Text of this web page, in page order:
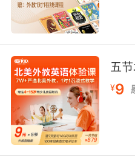
课堂互动创造实时评
Vygotsky的社会文化理
色扮演"环节，外教通
练/?/音，在此过程中同
响度。数据显示，这种
留存率提高65%。
四、家庭与课堂协同
家长参与构建立体评估
五
¥9